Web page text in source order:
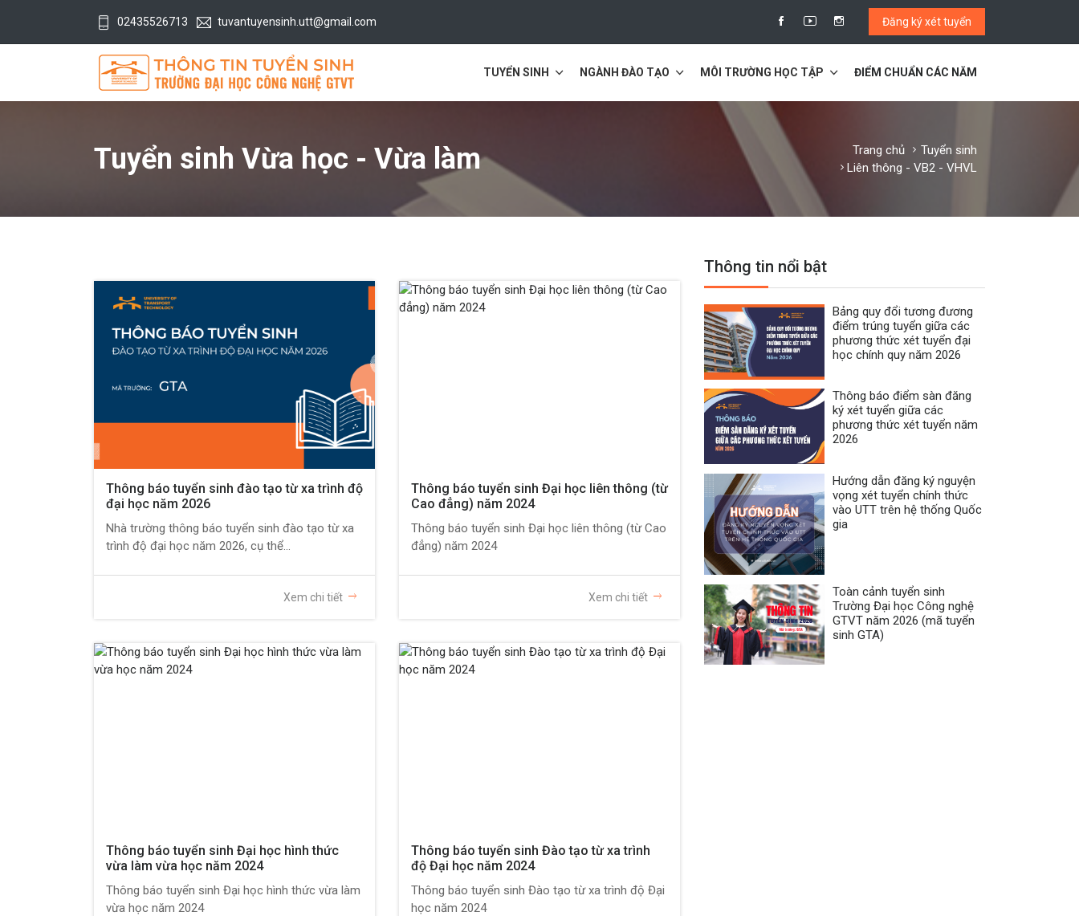
02435526713 tuvantuyensinh.utt@gmail.com Đăng ký xét tuyển
TUYỂN SINH NGÀNH ĐÀO TẠO MÔI TRƯỜNG HỌC TẬP ĐIỂM CHUẨN CÁC NĂM
Tuyển sinh Vừa học - Vừa làm Trang chủ
Tuyển sinh
Liên thông - VB2 - VHVL
Thông báo tuyển sinh đào tạo từ xa trình độ
đại học năm 2026
Nhà trường thông báo tuyển sinh đào tạo từ xa
trình độ đại học năm 2026, cụ thể...
Xem chi tiết
Thông báo tuyển sinh Đại học liên thông (từ
Cao đẳng) năm 2024
Thông báo tuyển sinh Đại học liên thông (từ Cao
đẳng) năm 2024
Xem chi tiết
Thông báo tuyển sinh Đại học hình thức
vừa làm vừa học năm 2024
Thông báo tuyển sinh Đại học hình thức vừa làm
vừa học năm 2024
Thông báo tuyển sinh Đào tạo từ xa trình
độ Đại học năm 2024
Thông báo tuyển sinh Đào tạo từ xa trình độ Đại
học năm 2024
Thông tin nổi bật
Bảng quy đổi tương đương
điểm trúng tuyển giữa các
phương thức xét tuyển đại
học chính quy năm 2026
Thông báo điểm sàn đăng
ký xét tuyển giữa các
phương thức xét tuyển năm
2026
Hướng dẫn đăng ký nguyện
vọng xét tuyển chính thức
vào UTT trên hệ thống Quốc
gia
Toàn cảnh tuyển sinh
Trường Đại học Công nghệ
GTVT năm 2026 (mã tuyển
sinh GTA)